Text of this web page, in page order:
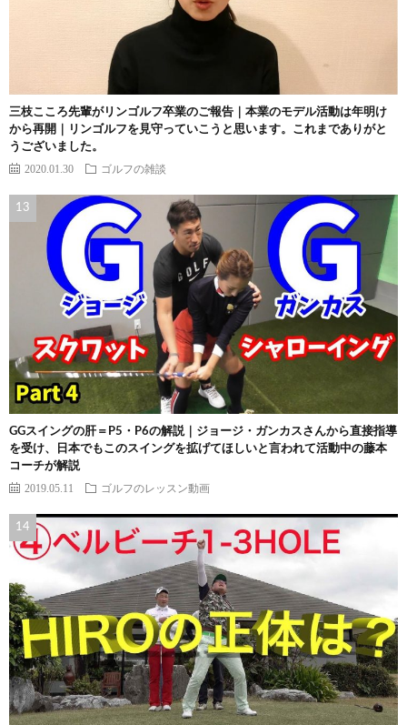
三枝こころ先輩がリンゴルフ卒業のご報告｜本業のモデル活動は年明け
から再開｜リンゴルフを見守っていこうと思います。これまでありがと
うございました。
2020.01.30 ゴルフの雑談
GGスイングの肝＝P5・P6の解説｜ジョージ・ガンカスさんから直接指導
を受け、日本でもこのスイングを拡げてほしいと言われて活動中の藤本
コーチが解説
2019.05.11 ゴルフのレッスン動画